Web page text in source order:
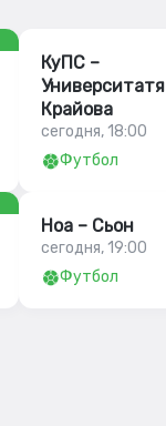
КуПС –
Университатя
Крайова
сегодня, 18:00
Футбол
Ноа – Сьон
сегодня, 19:00
Футбол